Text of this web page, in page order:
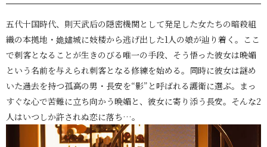
五代十国時代、則天武后の隠密機関として発足した女たちの暗殺組
織の本拠地・姽嫿城に妓楼から逃げ出した1人の娘が辿り着く。ここ
で刺客となることが生きのびる唯一の手段、そう悟った彼女は晩媚
という名前を与えられ刺客となる修練を始める。同時に彼女は謎め
いた過去を持つ孤高の男・長安を“影”と呼ばれる護衛に選ぶ。まっ
すぐな心で苦難に立ち向かう晩媚と、彼女に寄り添う長安。そんな2
人はいつしか許されぬ恋に落ち…。